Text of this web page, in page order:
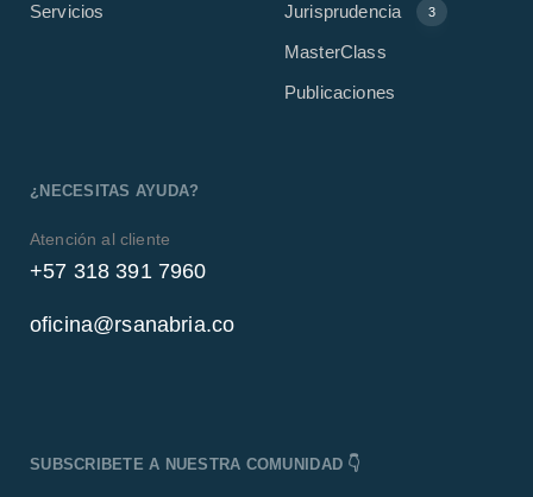
Servicios
Jurisprudencia
3
MasterClass
Publicaciones
¿NECESITAS AYUDA?
Atención al cliente
+57 318 391 7960
oficina@rsanabria.co
SUBSCRIBETE A NUESTRA COMUNIDAD 👇